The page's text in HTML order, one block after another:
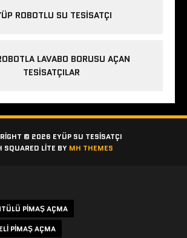
ROBOTLU SU TESISATÇI
LAVABO BORUSU AÇAN
TESISATÇILAR
© 2026 EYÜP SU TESISATÇI
SQUARED LITE BY MH THEMES
PIMAŞ AÇMA
PIMAŞ AÇMA